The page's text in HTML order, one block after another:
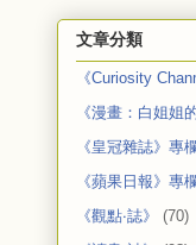
文章分類
《Curiosity
《漫畫：白姐姐
《皇冠雜誌》專
《蘋果日報》專
《觀點‧誌》
(70)